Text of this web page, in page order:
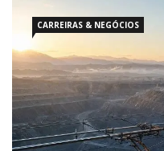
realmente geram
CARREIRAS & NEGÓCIOS